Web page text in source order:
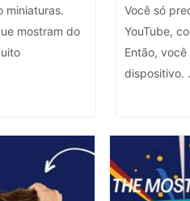
miniaturas.
mostram do
Você só
YouTube,
Então,
dispositivo.